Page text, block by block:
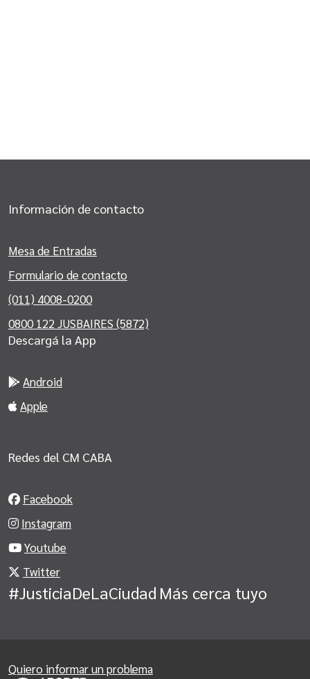
Información de contacto
Mesa de Entradas
Formulario de contacto
(011) 4008-0200
0800 122 JUSBAIRES (5872)
Descargá la App
Android
Apple
Redes del CM CABA
Facebook
Instagram
Youtube
Twitter
#JusticiaDeLaCiudad Más cerca tuyo
Quiero informar un problema